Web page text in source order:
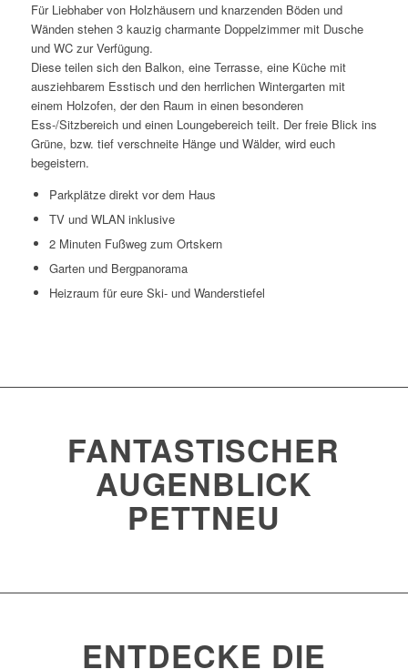
Für Liebhaber von Holzhäusern und knarzenden Böden und
Wänden stehen 3 kauzig charmante Doppelzimmer mit Dusche
und WC zur Verfügung.
Diese teilen sich den Balkon, eine Terrasse, eine Küche mit
ausziehbarem Esstisch und den herrlichen Wintergarten mit
einem Holzofen, der den Raum in einen besonderen
Ess-/Sitzbereich und einen Loungebereich teilt. Der freie Blick ins
Grüne, bzw. tief verschneite Hänge und Wälder, wird euch
begeistern.
Parkplätze direkt vor dem Haus
TV und WLAN inklusive
2 Minuten Fußweg zum Ortskern
Garten und Bergpanorama
Heizraum für eure Ski- und Wanderstiefel
FANTASTISCHER
AUGENBLICK
PETTNEU
ENTDECKE DIE